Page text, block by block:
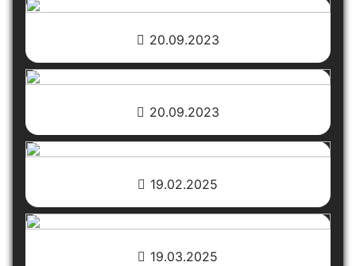
20.09.2023
20.09.2023
19.02.2025
19.03.2025